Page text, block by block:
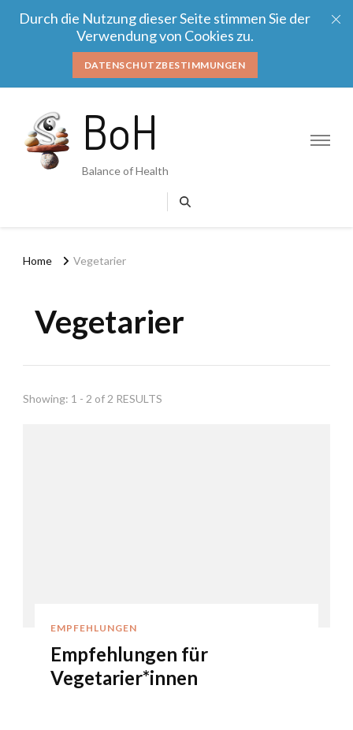
Durch die Nutzung dieser Seite stimmen Sie der
Verwendung von Cookies zu.
DATENSCHUTZBESTIMMUNGEN
BoH
Balance of Health
Home Vegetarier
Vegetarier
Showing: 1 - 2 of 2 RESULTS
EMPFEHLUNGEN
Empfehlungen für
Vegetarier*innen